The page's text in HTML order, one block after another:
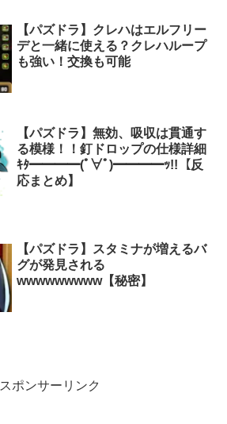
【パズドラ】クレハはエルフリー
デと一緒に使える？クレハループ
も強い！交換も可能
【パズドラ】無効、吸収は貫通す
る模様！！釘ドロップの仕様詳細
ｷﾀ━━━━(ﾟ∀ﾟ)━━━━ｯ!!【反
応まとめ】
【パズドラ】スタミナが増えるバ
グが発見される
wwwwwwwww【秘密】
スポンサーリンク